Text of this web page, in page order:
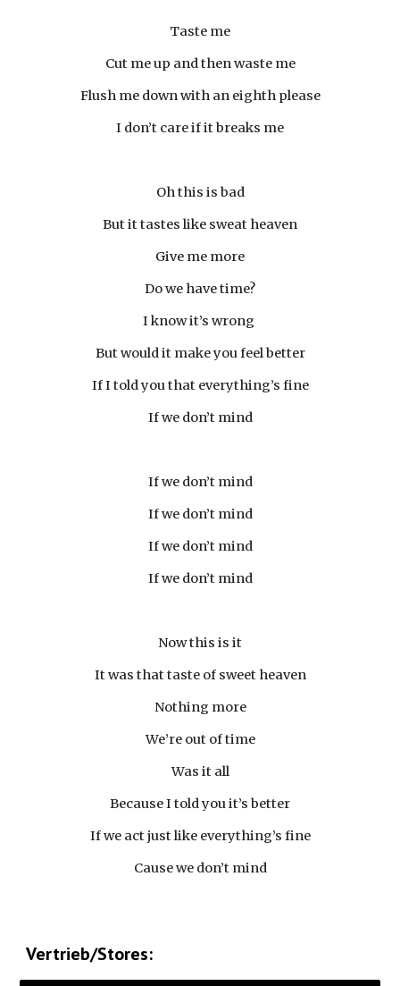
Taste me
Cut me up and then waste me
Flush me down with an eighth please
I don’t care if it breaks me
Oh this is bad
But it tastes like sweat heaven
Give me more
Do we have time?
I know it’s wrong
But would it make you feel better
If I told you that everything’s fine
If we don’t mind
If we don’t mind
If we don’t mind
If we don’t mind
If we don’t mind
Now this is it
It was that taste of sweet heaven
Nothing more
We’re out of time
Was it all
Because I told you it’s better
If we act just like everything’s fine
Cause we don’t mind
Vertrieb/Stores: